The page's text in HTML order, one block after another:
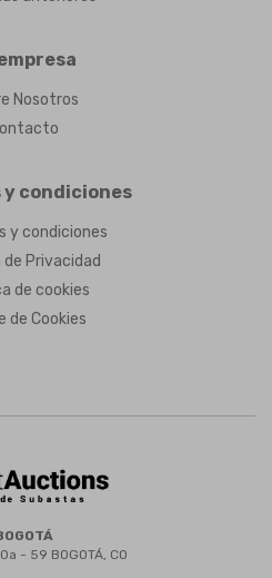
Nosotros
y condiciones
y condiciones
Privacidad
de cookies
de Cookies
- 59 BOGOTÁ, CO